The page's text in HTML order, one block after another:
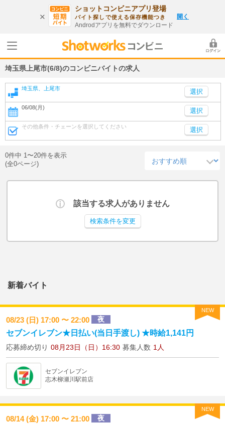
ショットコンビニアプリ登場
バイト探しで使える保存機能つき
Androdアプリを無料でダウンロード
開く
埼玉県上尾市(6/8)のコンビニバイトの求人
埼玉県、上尾市
06/08(月) 選択
その他条件・チェーンを選択してください 選択
0件中 1〜20件を表示
(全0ページ)
該当する求人がありません
検索条件を変更
新着バイト
NEW
08/23 (日) 17:00 〜 22:00 夜
セブンイレブン★日払い(当日手渡し) ★時給1,141円
応募締め切り 08月23日（日）16:30 募集人数 1人
セブンイレブン
志木柳瀬川駅前店
NEW
08/14 (金) 17:00 〜 21:00 夜